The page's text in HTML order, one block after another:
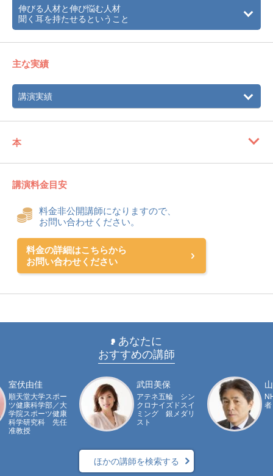
2011年
読売ジャイアンツの二軍打撃コーチに就任。
2014年
読売ジャイアンツの一軍打撃コーチに就任。
伸びる人材と伸び悩む人材
聞く耳を持たせるということ
主な実績
講演実績
本
講演料金目安
料金非公開講師になりますので、
お問い合わせください。
料金の詳細はこちらから
お問い合わせください
あなたに
おすすめの講師
室伏由佳
順天堂大学スポー
ツ健康科学部／大
学院スポーツ健康
科学研究科 先任
准教授
武田美保
アテネ五輪 シン
クロナイズドスイ
ミング 銀メダリ
スト
者
ほかの講師を検索する